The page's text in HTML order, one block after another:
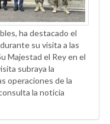
ha destacado el
su visita a las
Majestad el Rey en el
subraya la
operaciones de la
la noticia